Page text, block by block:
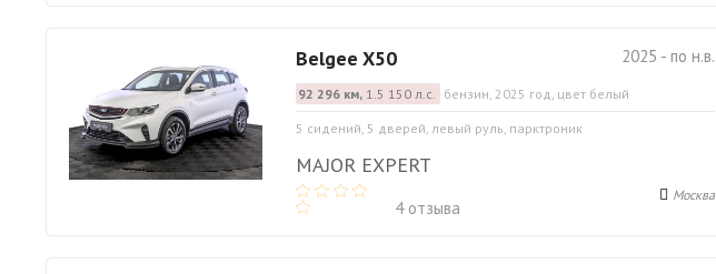
2025 - по н.в.
Belgee X50
92 296 км,1.5 150 л.с. бензин, 2025 год, цвет белый
5 сидений, 5 дверей, левый руль, парктроник
MAJOR EXPERT
4 отзыва
Москва